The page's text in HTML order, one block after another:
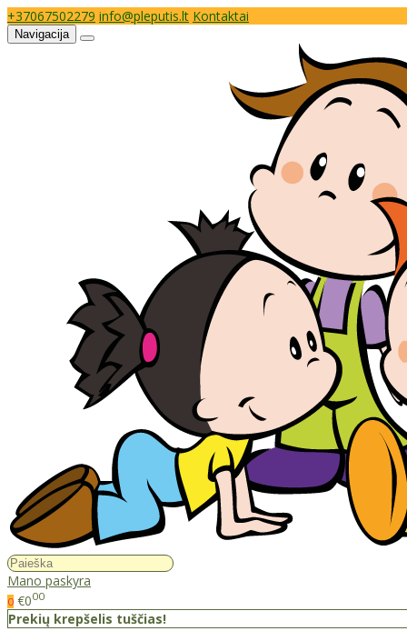
+37067502279 info@pleputis.lt Kontaktai
Navigacija
Mano paskyra
0 €000
Prekių krepšelis tuščias!